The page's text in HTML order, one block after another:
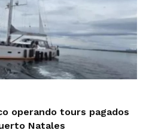
operando tours pagados
Natales